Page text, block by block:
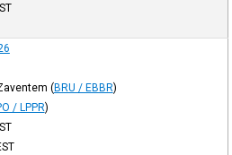
(BRU / EBBR)
/ LPPR)